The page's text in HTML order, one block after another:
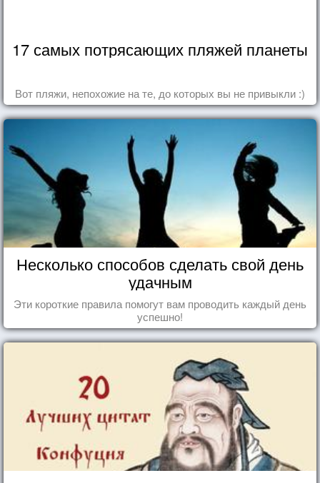
17 самых потрясающих пляжей планеты
Вот пляжи, непохожие на те, до которых вы не привыкли :)
Несколько способов сделать свой день
удачным
Эти короткие правила помогут вам проводить каждый день
успешно!